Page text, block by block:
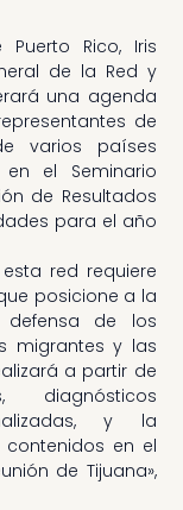
Rico, Iris
de la Red y
una agenda
de
varios países
el Seminario
de Resultados
para el año
red requiere
posicione a la
de los
migrantes y las
a partir de
diagnósticos
y la
en el
de Tijuana»,